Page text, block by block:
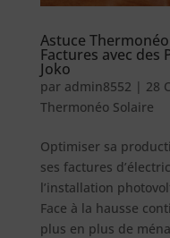
Astuce
Factures avec des
Joko
par admin8552 | 28
Thermonéo Solaire
Optimiser sa
ses factures
l’installation
Face à la hausse
plus en plus de